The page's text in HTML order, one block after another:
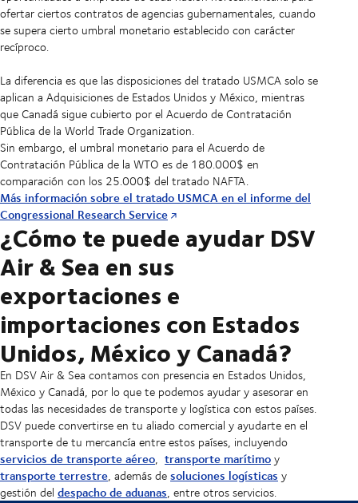
ofertar ciertos contratos de agencias gubernamentales, cuando
se supera cierto umbral monetario establecido con carácter
recíproco.
La diferencia es que las disposiciones del tratado USMCA solo se
aplican a Adquisiciones de Estados Unidos y México, mientras
que Canadá sigue cubierto por el Acuerdo de Contratación
Pública de la World Trade Organization.
Sin embargo, el umbral monetario para el Acuerdo de
Contratación Pública de la WTO es de 180.000$ en
comparación con los 25.000$ del tratado NAFTA.
Más información sobre el tratado USMCA en el informe del
Congressional Research Service
¿Cómo te puede ayudar DSV
Air & Sea en sus
exportaciones e
importaciones con Estados
Unidos, México y Canadá?
En DSV Air & Sea contamos con presencia en Estados Unidos,
México y Canadá, por lo que te podemos ayudar y asesorar en
todas las necesidades de transporte y logística con estos países.
DSV puede convertirse en tu aliado comercial y ayudarte en el
transporte de tu mercancía entre estos países, incluyendo
servicios de transporte aéreo, transporte marítimoy
transporte terrestre, además desoluciones logísticas y
gestión del despacho de aduanas, entre otros servicios.